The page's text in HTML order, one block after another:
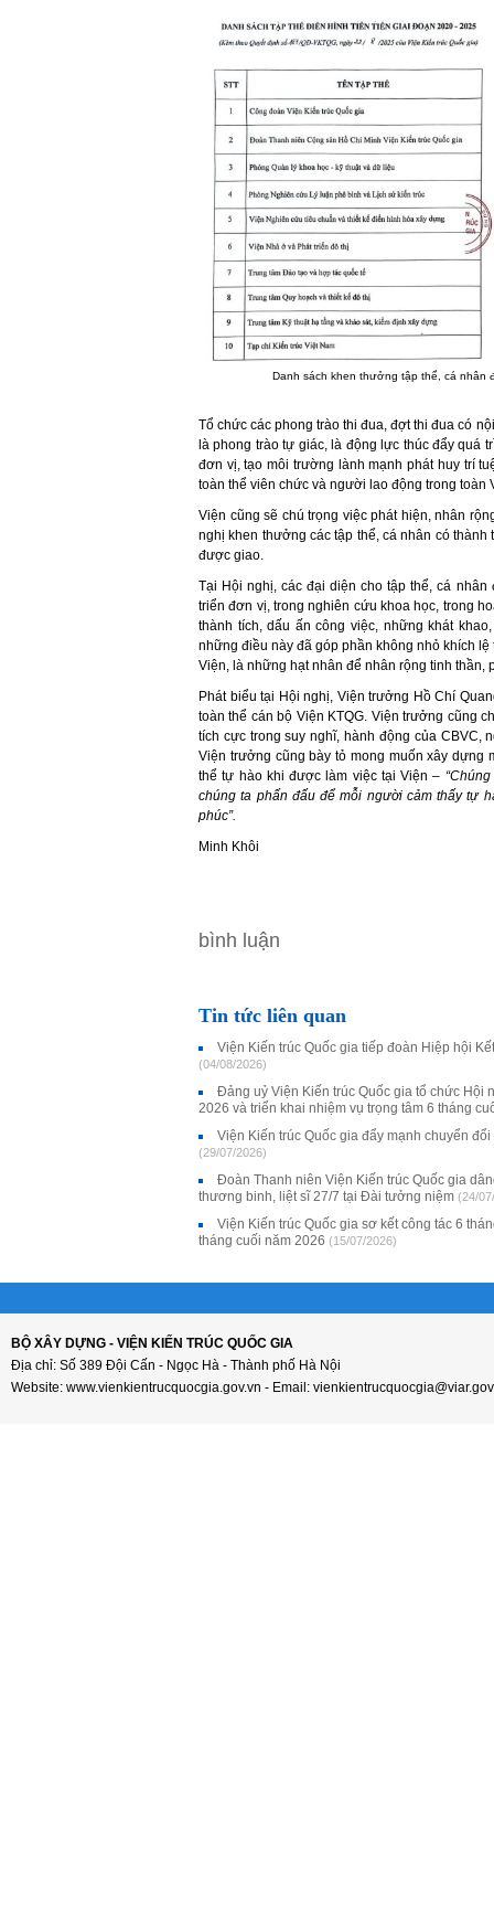
Danh sách khen thưởng tập thể, cá nhân
Tổ chức các phong trào thi đua, đợt thi đua có
là phong trào tự giác, là động lực thúc đẩy quá
đơn vị, tạo môi trường lành mạnh phát huy trí
toàn thể viên chức và người lao động trong toàn
Viện cũng sẽ chú trọng việc phát hiện, nhân
nghị khen thưởng các tập thể, cá nhân có
được giao.
Tại Hội nghị, các đại diện cho tập thể, cá
triển đơn vị, trong nghiên cứu khoa học, trong
thành tích, dấu ấn công việc, những khát
những điều này đã góp phần không nhỏ khích
Viện, là những hạt nhân để nhân rộng tinh thần,
Phát biểu tại Hội nghị, Viện trưởng Hồ Chí
toàn thể cán bộ Viện KTQG. Viện trưởng cũng
tích cực trong suy nghĩ, hành động của CBVC,
Viện trưởng cũng bày tỏ mong muốn xây dựng
thể tự hào khi được làm việc tại Viện –
chúng ta phấn đấu để mỗi người cảm thấy tự
phúc”.
Minh Khôi
bình luận
Tin tức liên quan
Viện Kiến trúc Quốc gia tiếp đoàn Hiệp hội
(04/08/2026)
Đảng uỷ Viện Kiến trúc Quốc gia tổ chức Hội
2026 và triển khai nhiệm vụ trọng tâm 6 tháng
Viện Kiến trúc Quốc gia đẩy mạnh chuyển
(29/07/2026)
Đoàn Thanh niên Viện Kiến trúc Quốc gia
thương binh, liệt sĩ 27/7 tại Đài tưởng niệm (24/
Viện Kiến trúc Quốc gia sơ kết công tác 6
tháng cuối năm 2026 (15/07/2026)
BỘ XÂY DỰNG - VIỆN KIẾN TRÚC QUỐC GIA
Địa chỉ: Số 389 Đội Cấn - Ngọc Hà - Thành phố Hà Nội
Website: www.vienkientrucquocgia.gov.vn - Email: